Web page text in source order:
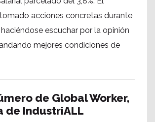
acciones concretas durante
escuchar por la opinión
mejores condiciones de
de Global Worker,
de IndustriALL